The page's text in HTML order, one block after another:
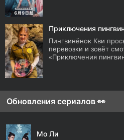
Приключения
Пингвинёнок Кви
перевозки и зовёт
«Приключения
Обновления сериалов 👀
Мо Ли